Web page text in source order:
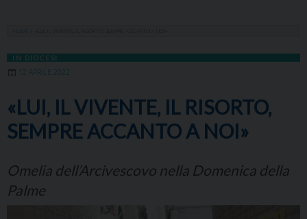
IN DIOCESI
12 APRILE 2022
«LUI, IL VIVENTE, IL RISORTO,
SEMPRE ACCANTO A NOI»
Omelia dell’Arcivescovo nella Domenica della
Palme